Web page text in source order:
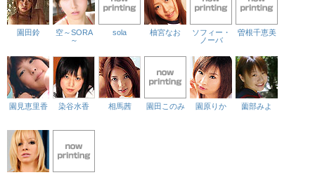
園田鈴
空～SORA
～
sola 柚宮なお
ソフィー・
ノーバ
曽根千恵美
園見恵里香 染谷水香 相馬茜 園田このみ 園原りか 薗部みよ